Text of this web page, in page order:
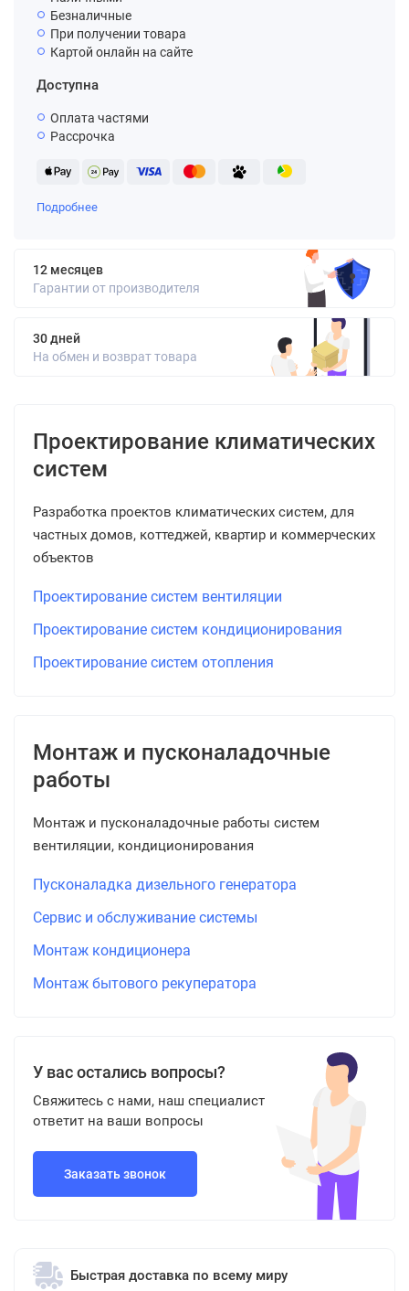
Безналичные
При получении товара
Картой онлайн на сайте
Доступна
Оплата частями
Рассрочка
Подробнее
12 месяцев
Гарантии от производителя
30 дней
На обмен и возврат товара
Проектирование климатических
систем
Разработка проектов климатических систем, для
частных домов, коттеджей, квартир и коммерческих
объектов
Проектирование систем вентиляции
Проектирование систем кондиционирования
Проектирование систем отопления
Монтаж и пусконаладочные
работы
Монтаж и пусконаладочные работы систем
вентиляции, кондиционирования
Пусконаладка дизельного генератора
Сервис и обслуживание системы
Монтаж кондиционера
Монтаж бытового рекуператора
У вас остались вопросы?
Свяжитесь с нами, наш специалист
ответит на ваши вопросы
Заказать звонок
Быстрая доставка по всему миру